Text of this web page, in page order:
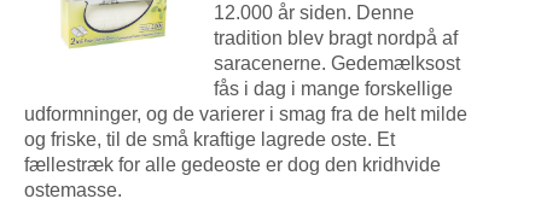
12.000 år siden. Denne
tradition blev bragt nordpå af
saracenerne. Gedemælksost
fås i dag i mange forskellige
udformninger, og de varierer i smag fra de helt milde
og friske, til de små kraftige lagrede oste. Et
fællestræk for alle gedeoste er dog den kridhvide
ostemasse.